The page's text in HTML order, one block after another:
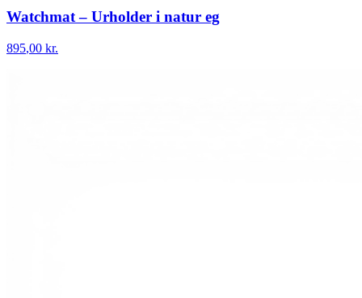
Watchmat – Urholder i natur eg
895,00 kr.